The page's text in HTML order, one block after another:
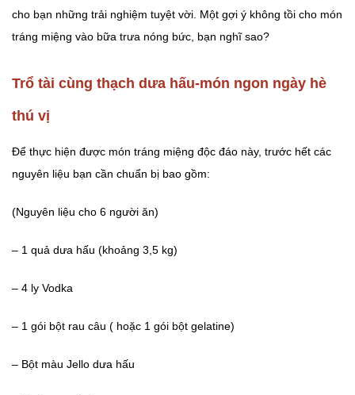
cho bạn những trải nghiệm tuyệt vời. Một gợi ý không tồi cho món
tráng miệng vào bữa trưa nóng bức, bạn nghĩ sao?
Trổ tài cùng thạch dưa hấu-món ngon ngày hè
thú vị
Để thực hiện được món tráng miệng độc đáo này, trước hết các
nguyên liệu bạn cần chuẩn bị bao gồm:
(Nguyên liệu cho 6 người ăn)
– 1 quả dưa hấu (khoảng 3,5 kg)
– 4 ly Vodka
– 1 gói bột rau câu ( hoặc 1 gói bột gelatine)
– Bột màu Jello dưa hấu